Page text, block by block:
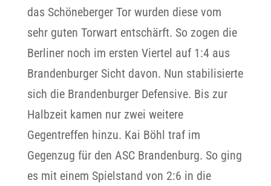
das Schöneberger Tor wurden diese vom
sehr guten Torwart entschärft. So zogen die
Berliner noch im ersten Viertel auf 1:4 aus
Brandenburger Sicht davon. Nun stabilisierte
sich die Brandenburger Defensive. Bis zur
Halbzeit kamen nur zwei weitere
Gegentreffen hinzu. Kai Böhl traf im
Gegenzug für den ASC Brandenburg. So ging
es mit einem Spielstand von 2:6 in die